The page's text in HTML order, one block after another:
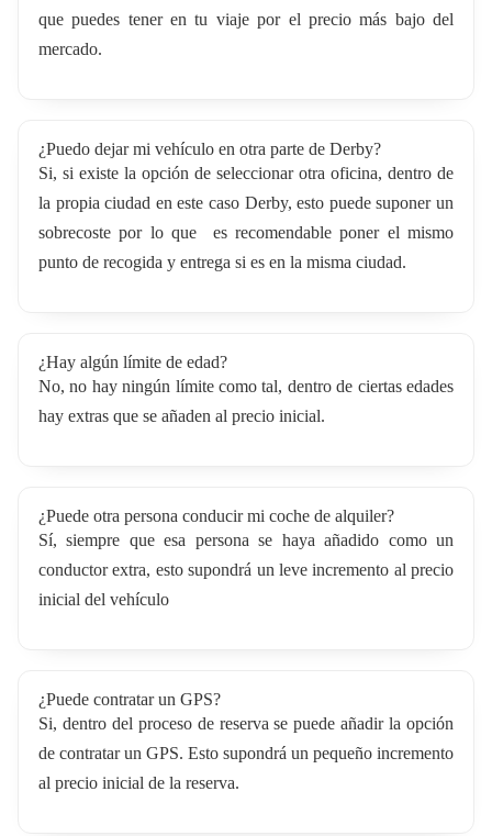
que puedes tener en tu viaje por el precio más bajo del
mercado.
¿Puedo dejar mi vehículo en otra parte de Derby?
Si, si existe la opción de seleccionar otra oficina, dentro de
la propia ciudad en este caso Derby, esto puede suponer un
sobrecoste por lo que es recomendable poner el mismo
punto de recogida y entrega si es en la misma ciudad.
¿Hay algún límite de edad?
No, no hay ningún límite como tal, dentro de ciertas edades
hay extras que se añaden al precio inicial.
¿Puede otra persona conducir mi coche de alquiler?
Sí, siempre que esa persona se haya añadido como un
conductor extra, esto supondrá un leve incremento al precio
inicial del vehículo
¿Puede contratar un GPS?
Si, dentro del proceso de reserva se puede añadir la opción
de contratar un GPS. Esto supondrá un pequeño incremento
al precio inicial de la reserva.